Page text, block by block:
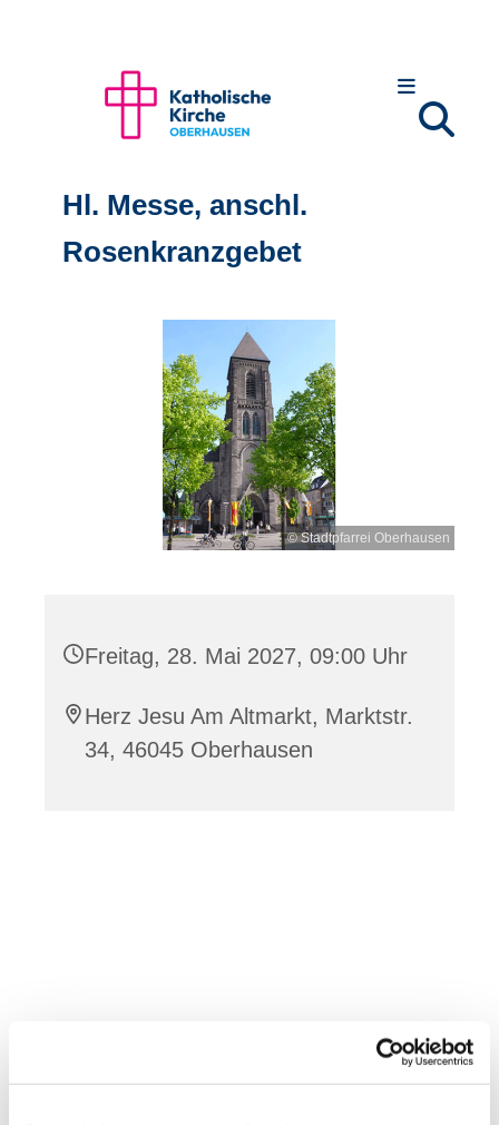
Hl. Messe, anschl.
Rosenkranzgebet
© Stadtpfarrei Oberhausen
Freitag, 28. Mai 2027, 09:00 Uhr
Herz Jesu Am Altmarkt, Marktstr.
34, 46045 Oberhausen